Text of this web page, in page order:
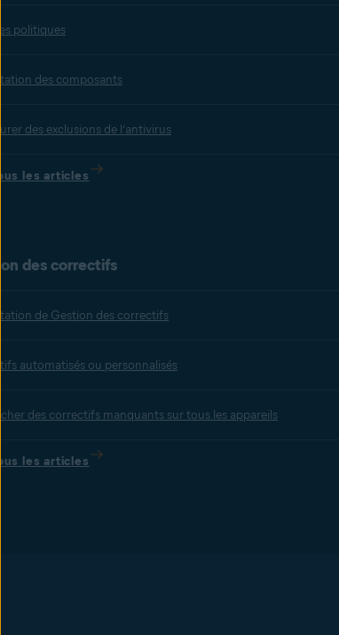
politiques
des composants
des exclusions de l’antivirus
les articles
des correctifs
de Gestion des correctifs
automatisés ou personnalisés
des correctifs manquants sur tous les appareils
les articles